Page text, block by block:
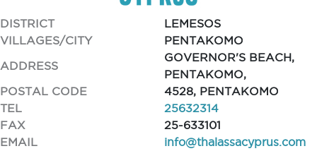
DISTRICT
LEMESOS
VILLAGES/CITY
PENTAKOMO
ADDRESS
GOVERNOR'S BEACH,
PENTAKOMO,
POSTAL CODE
4528, PENTAKOMO
TEL
25632314
FAX
25-633101
EMAIL
info@thalassacyprus.com